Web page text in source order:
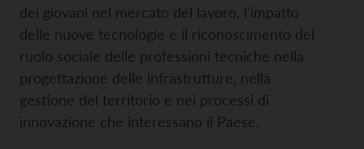
dei giovani nel mercato del lavoro, l’impatto
delle nuove tecnologie e il riconoscimento del
ruolo sociale delle professioni tecniche nella
progettazione delle infrastrutture, nella
gestione del territorio e nei processi di
innovazione che interessano il Paese.